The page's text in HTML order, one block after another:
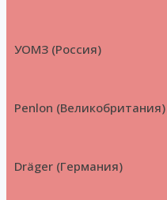
УОМЗ (Россия)
Penlon (Великобритания)
Dräger (Германия)